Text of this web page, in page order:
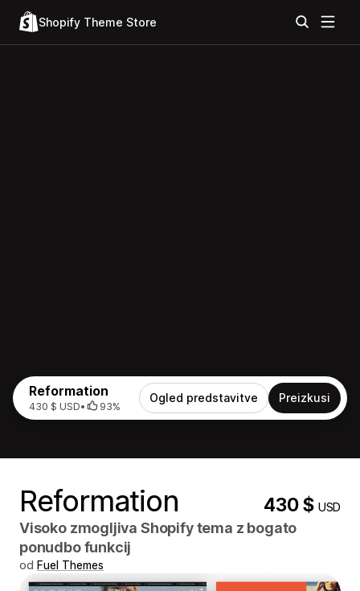
Shopify Theme Store
Reformation
430 $ USD• 93%
Ogled predstavitve Preizkusi
Reformation 430 $USD
Visoko zmogljiva Shopify tema z bogato
ponudbo funkcij
od Fuel Themes